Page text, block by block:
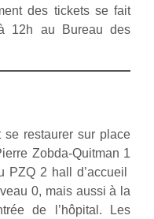
des tickets se fait
12h au Bureau des
se restaurer sur place
Zobda-Quitman 1
PZQ 2 hall d’accueil
0, mais aussi à la
de l’hôpital. Les